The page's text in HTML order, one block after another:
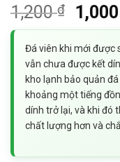
dựa trên
đánh giá
1,200₫
Giá
gốc
là:
1,000
Đá viên khi mới được
vẫn chưa được kết
kho lạnh bảo quản
khoảng một tiếng
dính trở lại, và khi đó
chất lượng hơn và